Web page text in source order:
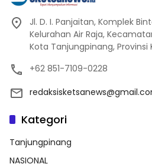
Jl. D. I. Panjaitan, Komplek
Kelurahan Air Raja,
Kota Tanjungpinang, Provinsi
+62 851-7109-0228
Kategori
Tanjungpinang
NASIONAL